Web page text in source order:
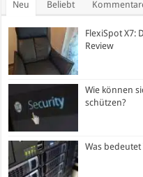
Neu Beliebt
FlexiSpot X7:
Review
Wie können
schützen?
Was bedeutet